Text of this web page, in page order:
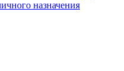
назначения